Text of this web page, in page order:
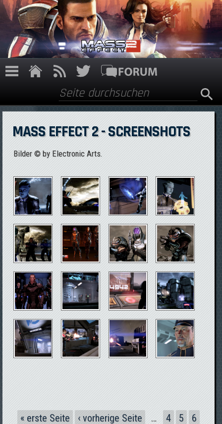
Direkt zum Inhalt
Suchformular
Suche
MASS EFFECT 2 - SCREENSHOTS
Bilder © by Electronic Arts.
Seiten
« erste Seite ‹ vorherige Seite … 4 5
6